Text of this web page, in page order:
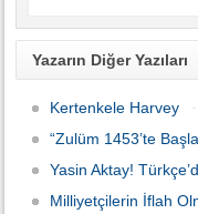
Yazarın Diğer Yazıları
Kertenkele Harvey
“Zulüm 1453’te
Yasin Aktay!
Milliyetçilerin İflah